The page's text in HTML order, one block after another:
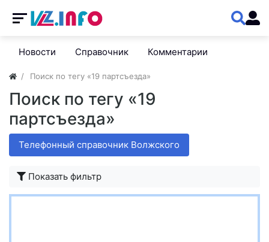
Новости Справочник Комментарии
Поиск по тегу «19 партсъезда»
Поиск по тегу «19
партсъезда»
Телефонный справочник Волжского
Показать фильтр